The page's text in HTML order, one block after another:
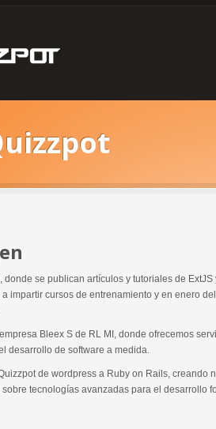
donde se publican artículos y tutoriales de
impartir cursos de entrenamiento y en enero
Bleex S de RL MI, donde ofrecemos
desarrollo de software a medida.
de wordpress a Ruby on Rails, creando
tecnologías avanzadas para el desarrollo